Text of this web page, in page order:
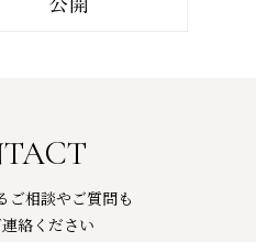
ご相談やご質問も
絡ください